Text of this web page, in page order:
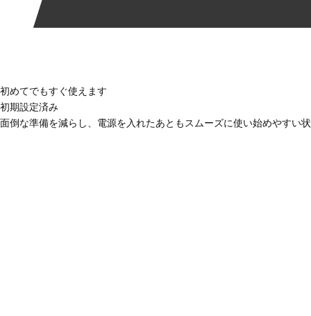
初めてでもすぐ使えます
初期設定済み
面倒な準備を減らし、電源を入れたあともスムーズに使い始めやすい